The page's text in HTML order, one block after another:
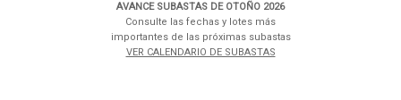
AVANCE SUBASTAS DE OTOÑO 2026
Consulte las fechas y lotes más
importantes de las próximas subastas
VER CALENDARIO DE SUBASTAS